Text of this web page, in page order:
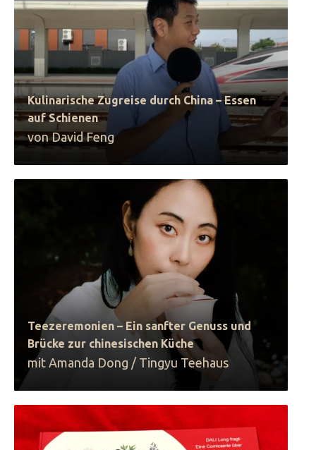
Kulinarische Zugreise durch China – Essen
auf Schienen
von David Feng
Teezeremonien – Ein sanfter Genuss und
Brücke zur chinesischen Küche
mit Amanda Dong / Tingyu Teehaus